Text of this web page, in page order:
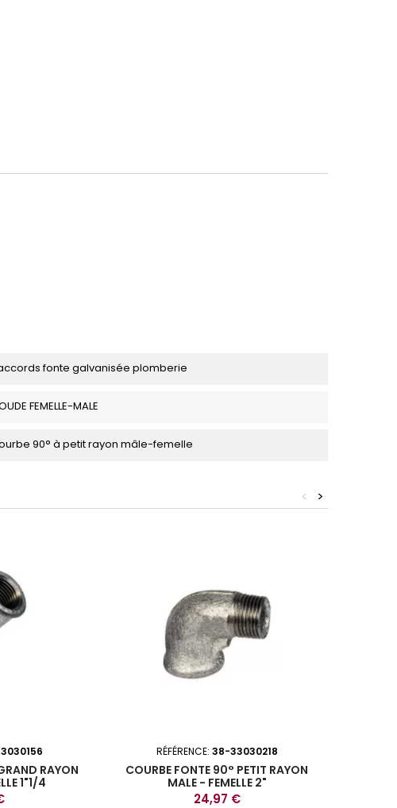
fonte galvanisée plomberie
FEMELLE-MALE
90° à petit rayon mâle-femelle
>
<
RAYON
1"1/4
RÉFÉRENCE: 38-33030218
COURBE FONTE 90° PETIT RAYON
MALE - FEMELLE 2"
Prix
24,97 €